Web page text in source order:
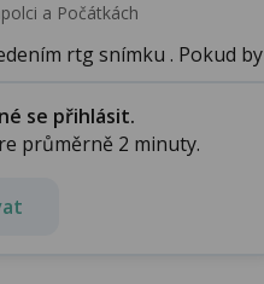
a Počátkách
rtg snímku . Pokud by
se přihlásit.
průměrně 2 minuty.